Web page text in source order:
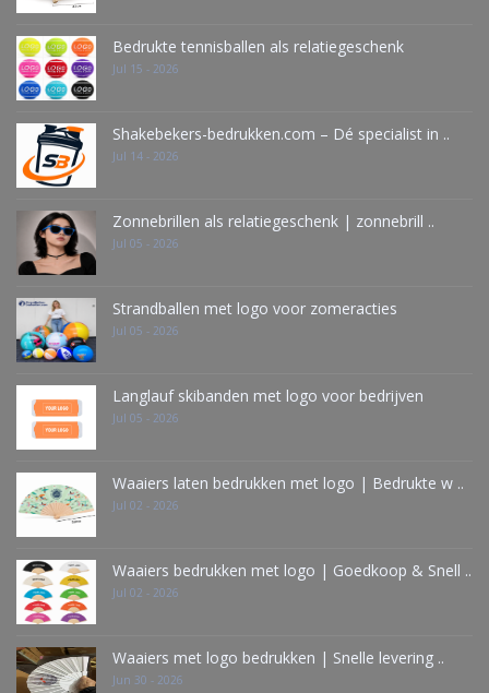
Bedrukte tennisballen als relatiegeschenk
Jul 15 - 2026
Shakebekers-bedrukken.com – Dé specialist in ..
Jul 14 - 2026
Zonnebrillen als relatiegeschenk | zonnebrill ..
Jul 05 - 2026
Strandballen met logo voor zomeracties
Jul 05 - 2026
Langlauf skibanden met logo voor bedrijven
Jul 05 - 2026
Waaiers laten bedrukken met logo | Bedrukte w ..
Jul 02 - 2026
Waaiers bedrukken met logo | Goedkoop & Snell ..
Jul 02 - 2026
Waaiers met logo bedrukken | Snelle levering ..
Jun 30 - 2026